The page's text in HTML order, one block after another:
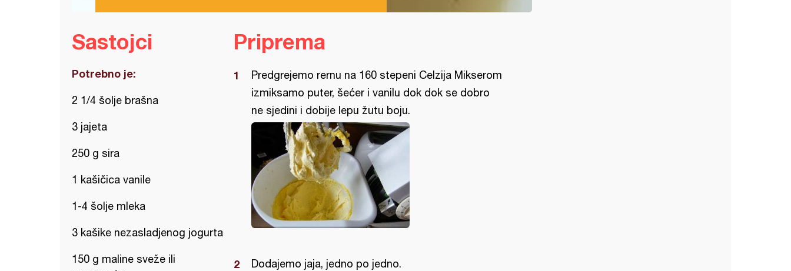
Sastojci
Potrebno je:
2 1/4 šolje brašna
3 jajeta
250 g sira
1 kašičica vanile
1-4 šolje mleka
3 kašike nezasladjenog jogurta
150 g maline sveže ili
Priprema
Predgrejemo rernu na 160 stepeni Celzija Mikserom
izmiksamo puter, šećer i vanilu dok dok se dobro
ne sjedini i dobije lepu žutu boju.
Dodajemo jaja, jedno po jedno.